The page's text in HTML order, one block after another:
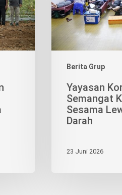
Berita Grup
Bagi
Sesama
Lewat
Aksi
Donor
Darah
Yayasan
Semangat
Sesama
Darah
23 Juni 2026